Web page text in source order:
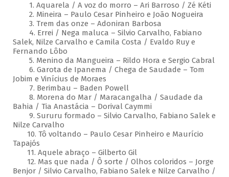
1. Aquarela / A voz do morro – Ari Barroso / Zé Kéti
2. Mineira – Paulo Cesar Pinheiro e João Nogueira
3. Trem das onze – Adoniran Barbosa
4. Errei / Nega maluca – Silvio Carvalho, Fabiano
Salek, Nilze Carvalho e Camila Costa / Evaldo Ruy e
Fernando Lôbo
5. Menino da Mangueira – Rildo Hora e Sergio Cabral
6. Garota de Ipanema / Chega de Saudade – Tom
Jobim e Vinícius de Moraes
7. Berimbau – Baden Powell
8. Morena do Mar / Maracangalha / Saudade da
Bahia / Tia Anastácia – Dorival Caymmi
9. Sururu formado – Silvio Carvalho, Fabiano Salek e
Nilze Carvalho
10. Tô voltando – Paulo Cesar Pinheiro e Maurício
Tapajós
11. Aquele abraço – Gilberto Gil
12. Mas que nada / Ô sorte / Olhos coloridos – Jorge
Benjor / Silvio Carvalho, Fabiano Salek e Nilze Carvalho /